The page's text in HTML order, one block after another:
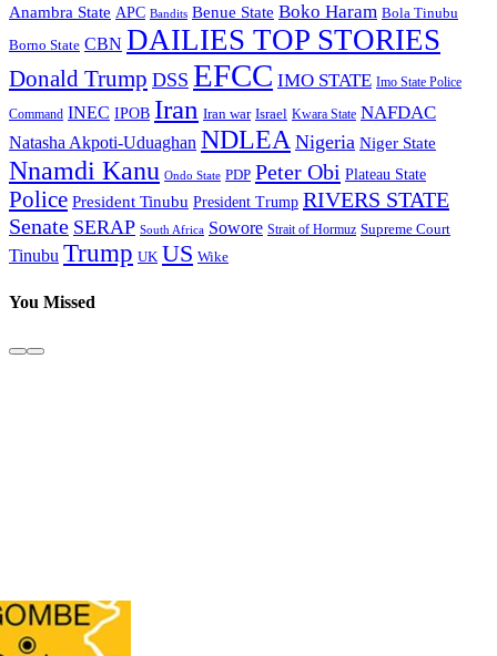
Anambra State APC Bandits Benue State Boko Haram Bola Tinubu
Borno State CBN DAILIES TOP STORIES
Donald Trump DSS EFCC IMO STATE Imo State Police
Command INEC IPOB Iran Iran war Israel Kwara State NAFDAC
Natasha Akpoti-Uduaghan NDLEA Nigeria Niger State
Nnamdi Kanu Ondo State PDP Peter Obi Plateau State
Police President Tinubu President Trump RIVERS STATE
Senate SERAP South Africa Sowore Strait of Hormuz Supreme Court
Tinubu Trump UK US Wike
You Missed